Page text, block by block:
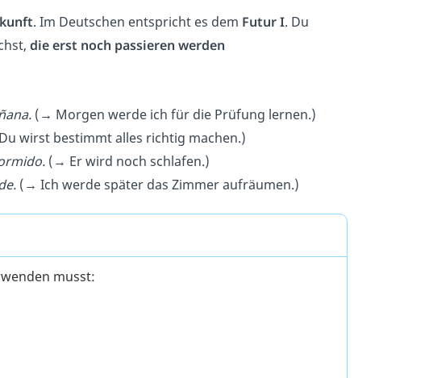
. Im Deutschen entspricht es dem Futur I. Du
die erst noch passieren werden
(→ Morgen werde ich für die Prüfung lernen.)
Du wirst bestimmt alles richtig machen.)
(→ Er wird noch schlafen.)
(→ Ich werde später das Zimmer aufräumen.)
musst: